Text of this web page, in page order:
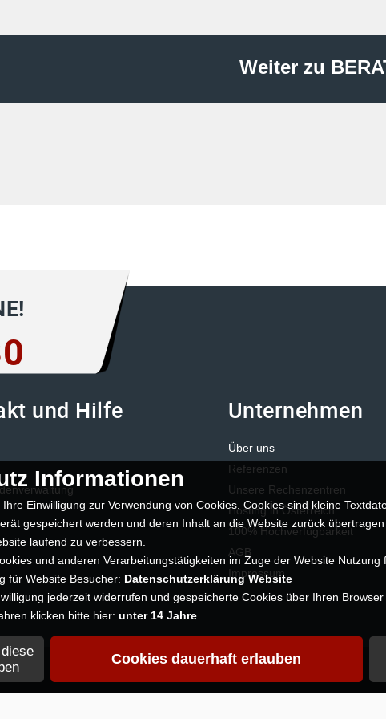
Weiter zu
und Hilfe Unternehmen
Über uns
Referenzen
Unsere Rechenzentren
Hosting in Österreich
100% Hochverfügbarkeit
AGB
Impressum
Informationen
Einwilligung zur Verwendung von Cookies. Cookies sind kleine
gespeichert werden und deren Inhalt an die Website zurück
laufend zu verbessern.
und anderen Verarbeitungstätigkeiten im Zuge der Website Nutzung
für Website Besucher: Datenschutzerklärung Website
jederzeit widerrufen und gespeicherte Cookies über Ihren Browser
klicken bitte hier: unter 14 Jahre
Cookies dauerhaft erlauben